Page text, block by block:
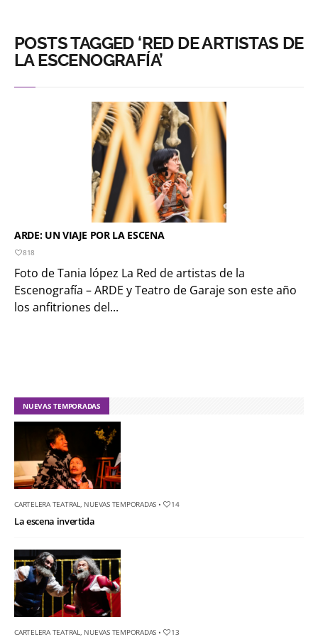
POSTS TAGGED ‘RED DE ARTISTAS DE
LA ESCENOGRAFÍA’
ARDE: UN VIAJE POR LA ESCENA
818
Foto de Tania lópez La Red de artistas de la
Escenografía – ARDE y Teatro de Garaje son este año
los anfitriones del...
NUEVAS TEMPORADAS
CARTELERA TEATRAL NUEVAS TEMPORADAS • 14
La escena invertida
CARTELERA TEATRAL NUEVAS TEMPORADAS • 13